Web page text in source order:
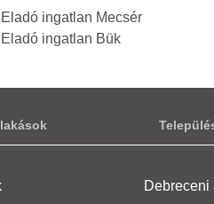
Eladó ingatlan Mecsér
Eladó ingatlan Bük
Debreceni